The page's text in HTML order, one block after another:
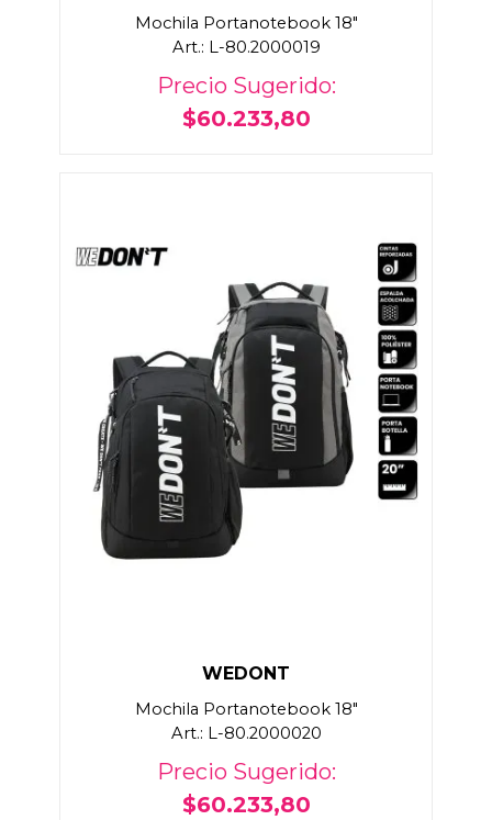
Mochila Portanotebook 18"
Art.: L-80.2000019
Precio Sugerido:
$60.233,80
WEDONT
Mochila Portanotebook 18"
Art.: L-80.2000020
Precio Sugerido:
$60.233,80